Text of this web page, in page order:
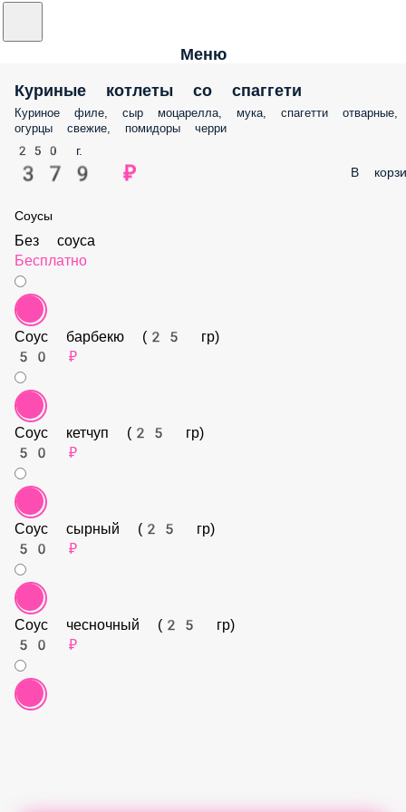
Меню
Куриные котлеты со спаггети
Куриное филе, сыр моцарелла, мука, спагетти отварные,
огурцы свежие, помидоры черри
250 г.
379 ₽ В
Соусы
Без соуса
Бесплатно
Соус барбекю (25 гр)
50 ₽
Соус кетчуп (25 гр)
50 ₽
Соус сырный (25 гр)
50 ₽
Соус чесночный (25 гр)
50 ₽